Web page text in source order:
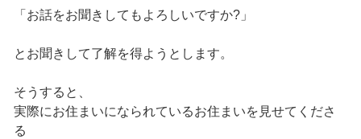
「お話をお聞きしてもよろしいですか?」
とお聞きして了解を得ようとします。
そうすると、
実際にお住まいになられているお住まいを見せてくださ
る